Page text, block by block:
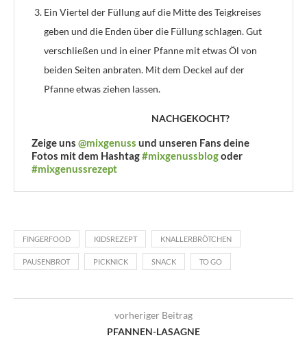
Ein Viertel der Füllung auf die Mitte des Teigkreises
geben und die Enden über die Füllung schlagen. Gut
verschließen und in einer Pfanne mit etwas Öl von
beiden Seiten anbraten. Mit dem Deckel auf der
Pfanne etwas ziehen lassen.
NACHGEKOCHT?
Zeige uns @mixgenuss und unseren Fans deine
Fotos mit dem Hashtag#mixgenussblogoder
#mixgenussrezept
FINGERFOOD KIDSREZEPT KNALLERBRÖTCHEN
PAUSENBROT PICKNICK SNACK TO GO
vorheriger Beitrag
PFANNEN-LASAGNE